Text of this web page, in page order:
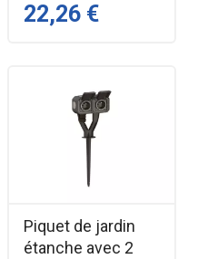
22,26 €
Piquet de jardin
étanche avec 2